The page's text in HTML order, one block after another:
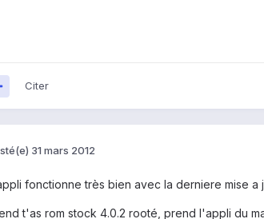
Citer
31 mars 2012
fonctionne très bien avec la derniere mise a
t'as rom stock 4.0.2 rooté, prend l'appli du